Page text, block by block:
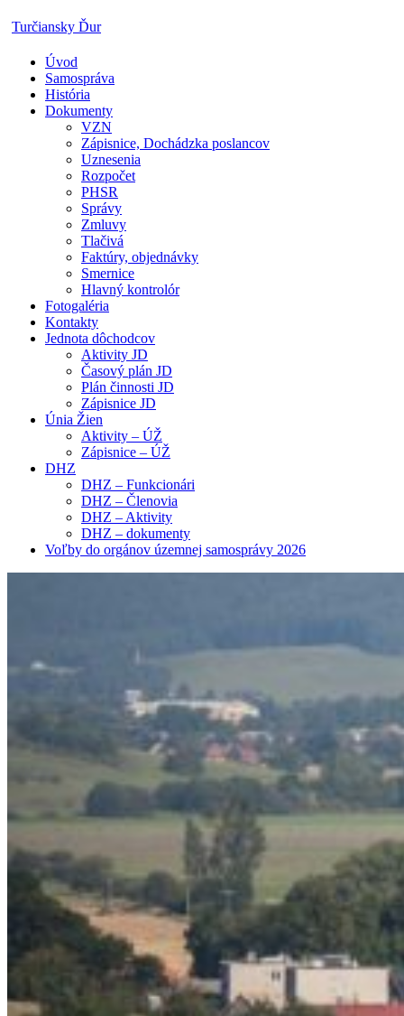
Skip
to
content
Turčiansky Ďur
Oficiálne
stránky
obce
Turčiansky
Úvod
Samospráva
História
Dokumenty
VZN
Zápisnice, Dochádzka poslancov
Uznesenia
Rozpočet
PHSR
Správy
Zmluvy
Tlačivá
Faktúry, objednávky
Smernice
Hlavný kontrolór
Fotogaléria
Kontakty
Jednota dôchodcov
Aktivity JD
Časový plán JD
Plán činnosti JD
Zápisnice JD
Únia Žien
Aktivity – ÚŽ
Zápisnice – ÚŽ
DHZ
DHZ – Funkcionári
DHZ – Členovia
DHZ – Aktivity
DHZ – dokumenty
Voľby do orgánov územnej samosprávy 2026